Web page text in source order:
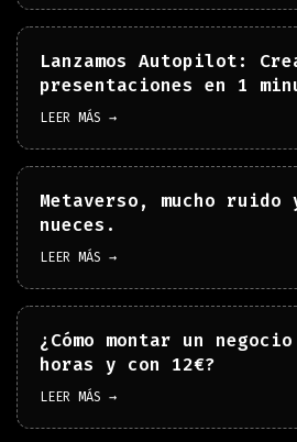
Lanzamos Autopilot:
presentaciones en 1
LEER MÁS →
Metaverso, mucho ruido
nueces.
LEER MÁS →
¿Cómo montar un
horas y con 12€?
LEER MÁS →